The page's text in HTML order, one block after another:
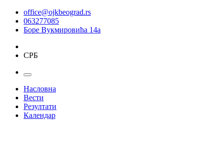
office@ojkbeograd.rs
063277085
Боре Вукмировића 14а
СРБ
Насловна
Вести
Резултати
Календар